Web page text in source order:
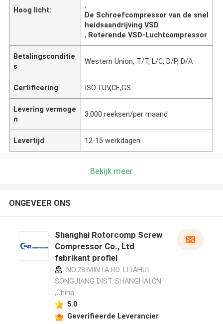
Hoog licht:
,
De Schroefcompressor van de snel
heidsaandrijving VSD
, Roterende VSD-Luchtcompressor
Betalingsconditie
s
Western Union, T/T, L/C, D/P, D/A
Certificering ISO.TUV,CE,GS
Levering vermoge
n
3.000 reeksen/per maand
Levertijd 12-15 werkdagen
Bekijk meer
ONGEVEER ONS
Shanghai Rotorcomp Screw
Compressor Co., Ltd
fabrikant profiel
NO.28 MINTA RD. LITAHUI
SONGJIANG DIST. SHANGHAI,CN
,China
5.0
Geverifieerde Leverancier